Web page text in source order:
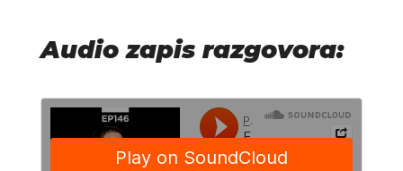
Audio zapis razgovora: